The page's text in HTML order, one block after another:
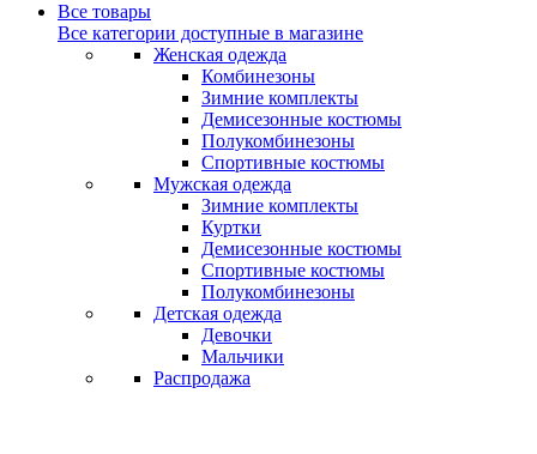
Все товары
Все категории доступные в магазине
Женская одежда
Комбинезоны
Зимние комплекты
Демисезонные костюмы
Полукомбинезоны
Спортивные костюмы
Мужская одежда
Зимние комплекты
Куртки
Демисезонные костюмы
Спортивные костюмы
Полукомбинезоны
Детская одежда
Девочки
Мальчики
Распродажа